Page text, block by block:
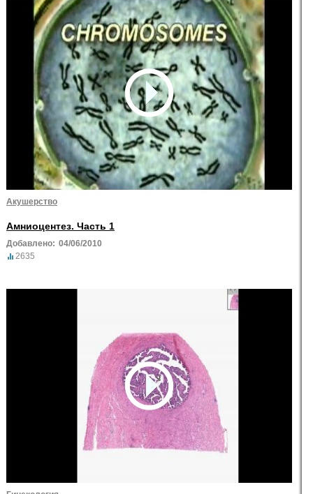
Акушерство
Амниоцентез. Часть 1
Добавлено: 04/06/2010
2635